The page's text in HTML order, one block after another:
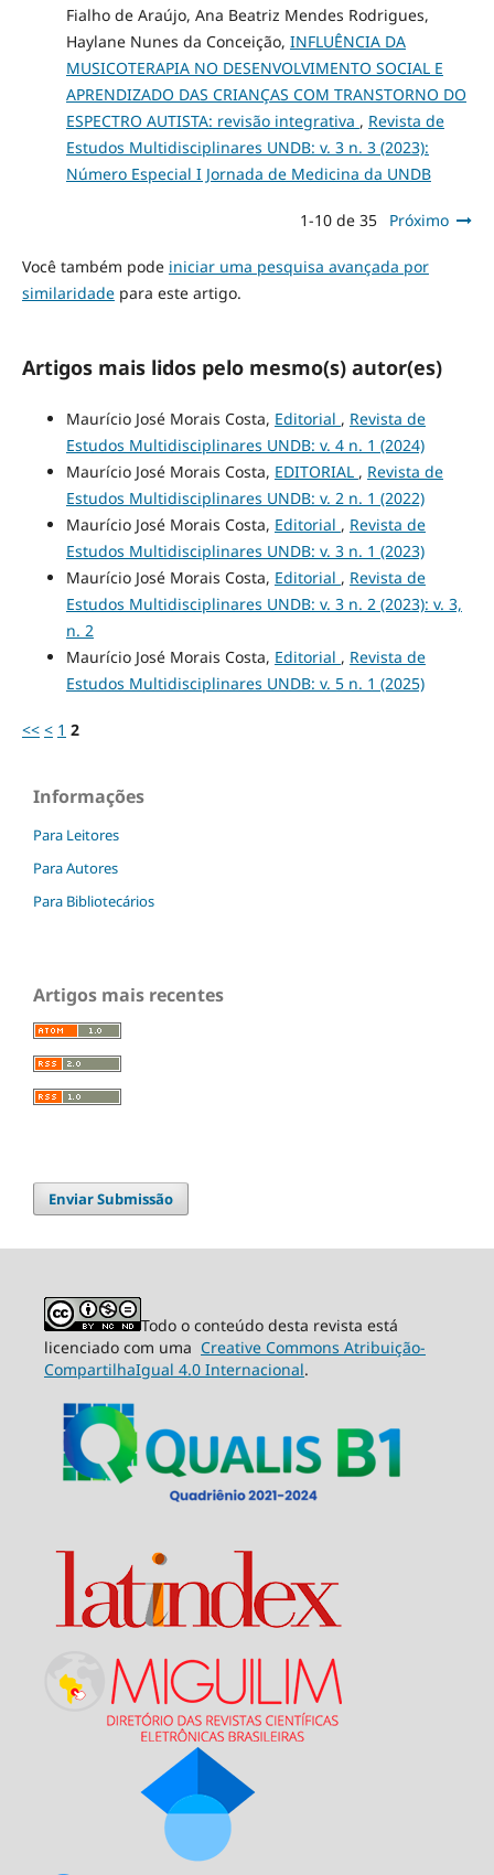
Fialho de Araújo, Ana Beatriz Mendes Rodrigues,
Haylane Nunes da Conceição, INFLUÊNCIA DA
MUSICOTERAPIA NO DESENVOLVIMENTO SOCIAL E
APRENDIZADO DAS CRIANÇAS COM TRANSTORNO DO
ESPECTRO AUTISTA: revisão integrativa , Revista de
Estudos Multidisciplinares UNDB: v. 3 n. 3 (2023):
Número Especial I Jornada de Medicina da UNDB
1-10 de 35 Próximo
Você também pode iniciar uma pesquisa avançada por
similaridadepara este artigo.
Artigos mais lidos pelo mesmo(s) autor(es)
Maurício José Morais Costa, Editorial , Revista de
Estudos Multidisciplinares UNDB: v. 4 n. 1 (2024)
Maurício José Morais Costa, EDITORIAL , Revista de
Estudos Multidisciplinares UNDB: v. 2 n. 1 (2022)
Maurício José Morais Costa, Editorial , Revista de
Estudos Multidisciplinares UNDB: v. 3 n. 1 (2023)
Maurício José Morais Costa, Editorial , Revista de
Estudos Multidisciplinares UNDB: v. 3 n. 2 (2023): v. 3,
n. 2
Maurício José Morais Costa, Editorial , Revista de
Estudos Multidisciplinares UNDB: v. 5 n. 1 (2025)
<< < 1 2
Informações
Para Leitores
Para Autores
Para Bibliotecários
Artigos mais recentes
Enviar Submissão
Todo o conteúdo desta revista está
licenciado com uma Creative Commons Atribuição-
CompartilhaIgual 4.0 Internacional.